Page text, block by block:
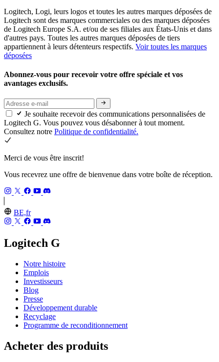
Logitech, Logi, leurs logos et toutes les autres marques déposées de
Logitech sont des marques commerciales ou des marques déposées
de Logitech Europe S.A. et/ou de ses filiales aux États-Unis et dans
d'autres pays. Toutes les autres marques déposées de tiers
appartiennent à leurs détenteurs respectifs. Voir toutes les marques
déposées
Abonnez-vous pour recevoir votre offre spéciale et vos
avantages exclusifs.
Je souhaite recevoir des communications personnalisées de
Logitech G. Vous pouvez vous désabonner à tout moment.
Consultez notre Politique de confidentialité.
Merci de vous être inscrit!
Vous recevrez une offre de bienvenue dans votre boîte de réception.
BE,fr
Logitech G
Notre histoire
Emplois
Investisseurs
Blog
Presse
Développement durable
Recyclage
Programme de reconditionnement
Acheter des produits